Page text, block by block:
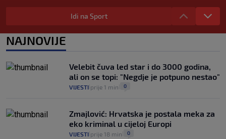
Iz Hrvatske u Italiju može se i preko
mora. Provjerili smo brodske linije i
2
rajčica košta deset eura: "Nećete ih
vidjeti na akcijama u trgovinama"
8
Idi na Sport
NAJNOVIJE
Velebit čuva led star i do 3000 godina,
ali on se topi: "Negdje je potpuno nestao"
VIJESTI prije 1 min 0
Zmajlović: Hrvatska je postala meka za
eko kriminal u cijeloj Europi
VIJESTI prije 18 min 0